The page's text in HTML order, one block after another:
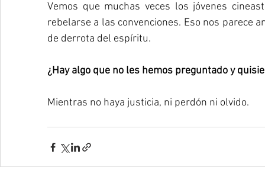
Vemos que muchas veces los jóvenes
rebelarse a las convenciones. Eso nos parece
de derrota del espíritu.
¿Hay algo que no les hemos preguntado y
Mientras no haya justicia, ni perdón ni olvido.